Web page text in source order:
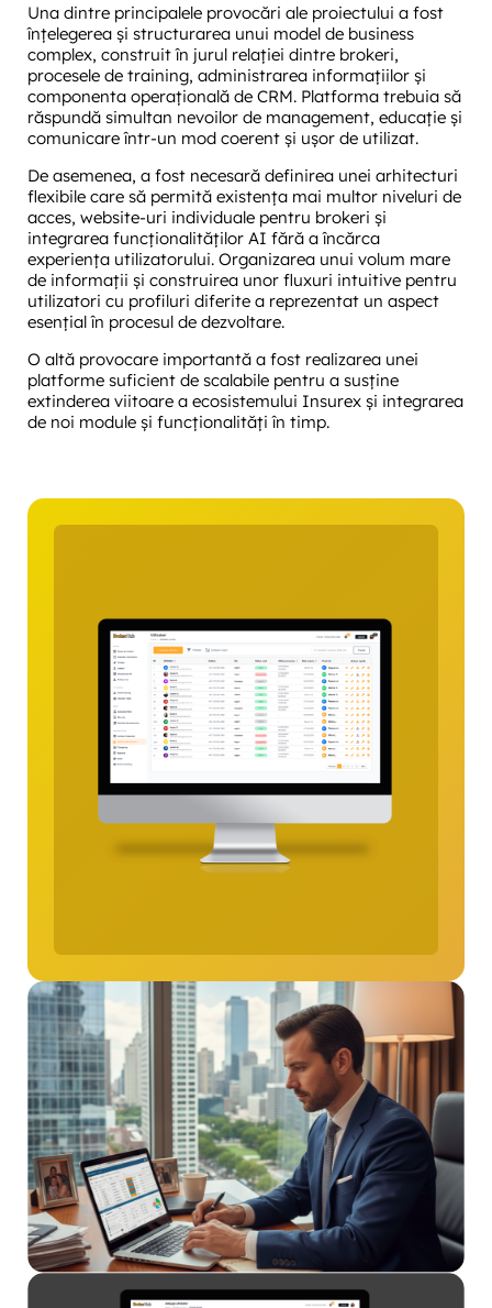
Una dintre principalele provocări ale proiectului a fost
înțelegerea și structurarea unui model de business
complex, construit în jurul relației dintre brokeri,
procesele de training, administrarea informațiilor și
componenta operațională de CRM. Platforma trebuia să
răspundă simultan nevoilor de management, educație și
comunicare într-un mod coerent și ușor de utilizat.
De asemenea, a fost necesară definirea unei arhitecturi
flexibile care să permită existența mai multor niveluri de
acces, website-uri individuale pentru brokeri și
integrarea funcționalităților AI fără a încărca
experiența utilizatorului. Organizarea unui volum mare
de informații și construirea unor fluxuri intuitive pentru
utilizatori cu profiluri diferite a reprezentat un aspect
esențial în procesul de dezvoltare.
O altă provocare importantă a fost realizarea unei
platforme suficient de scalabile pentru a susține
extinderea viitoare a ecosistemului Insurex și integrarea
de noi module și funcționalități în timp.